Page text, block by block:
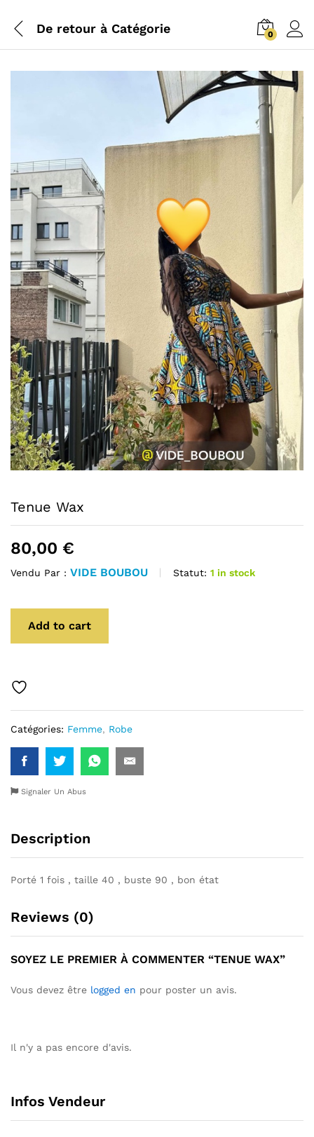
De retour à Catégorie 0
Tenue Wax
80,00 €
Vendu Par : VIDE BOUBOU Statut: 1 in stock
Add to cart
Catégories: Femme, Robe
Signaler Un Abus
Description
Porté 1 fois , taille 40 , buste 90 , bon état
Reviews (0)
SOYEZ LE PREMIER À COMMENTER “TENUE WAX”
Vous devez être logged en pour poster un avis.
Il n'y a pas encore d'avis.
Infos Vendeur